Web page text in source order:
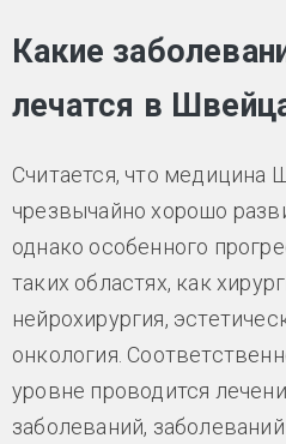
Какие
лечатся в
Считается, что медицина
чрезвычайно хорошо
однако особенного
таких областях, как
нейрохирургия,
онкология.
уровне проводится
заболеваний,